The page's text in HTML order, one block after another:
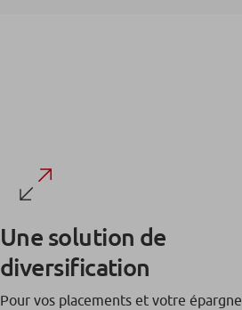
Une solution de
diversification
Pour vos placements et votre épargne